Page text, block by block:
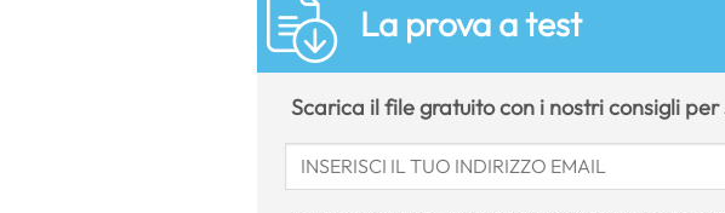
La prova a test
Scarica il file gratuito con i nostri consigli